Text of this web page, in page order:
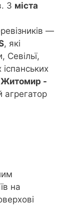
З міста
—
, які
Житомир -
агрегатор
на